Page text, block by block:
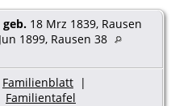
geb. 18 Mrz 1839, Rausen
1899, Rausen 38
Familienblatt |
Familientafel